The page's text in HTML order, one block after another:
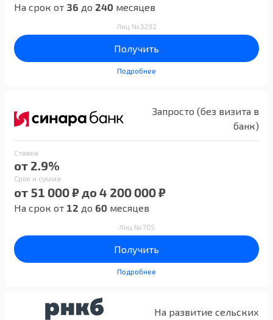
На срок от 36 до 240 месяцев
Лиц №3292
Получить
Подробнее
Запросто (без визита в
банк)
Ставка
от 2.9%
Срок и сумма
от 51 000 ₽ до 4 200 000 ₽
На срок от 12 до 60 месяцев
Лиц №705
Получить
Подробнее
На развитие сельских